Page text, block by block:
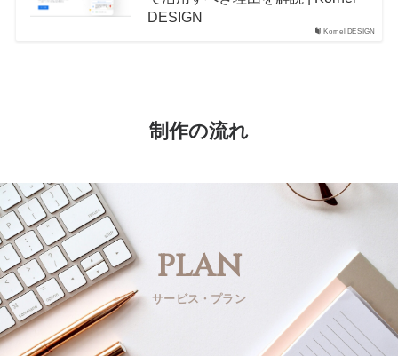
Kornel DESIGN
DESIGN
制作の流れ
PLAN
サービス・プラン